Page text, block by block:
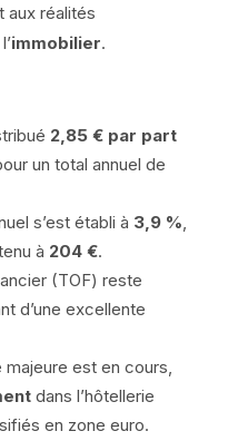
aux réalités
immobilier.
2,85 € par part
un total annuel de
s’est établi à 3,9 %
à 204 €.
(TOF) reste
d’une excellente
est en cours,
dans l’hôtellerie
en zone euro.